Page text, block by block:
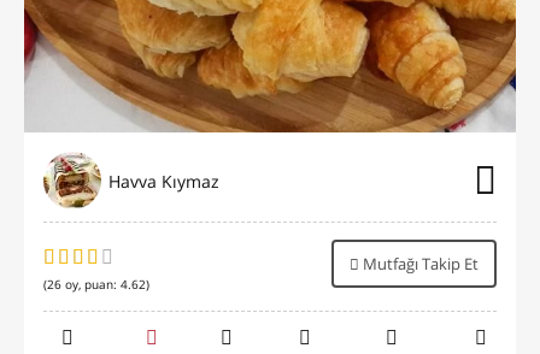
Havva Kıymaz
(26 oy, puan: 4.62)
Mutfağı Takip Et